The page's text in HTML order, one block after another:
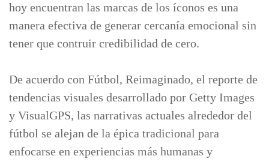
hoy encuentran las marcas de los íconos es una
manera efectiva de generar cercanía emocional sin
tener que contruir credibilidad de cero.
De acuerdo con Fútbol, Reimaginado, el reporte de
tendencias visuales desarrollado por Getty Images
y VisualGPS, las narrativas actuales alrededor del
fútbol se alejan de la épica tradicional para
enfocarse en experiencias más humanas y